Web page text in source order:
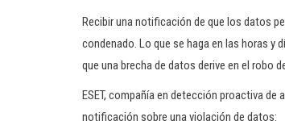
Recibir una notificación de que los datos
condenado. Lo que se haga en las horas y
que una brecha de datos derive en el robo
ESET, compañía en detección proactiva
notificación sobre una violación de datos: